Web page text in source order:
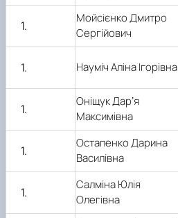
Мойсієнко Дмитро
Сергійович
Науміч Аліна Ігорівна
Оніщук Дарʼя
Максимівна
Остапенко Дарина
Василівна
Салміна Юлія
Олегівна